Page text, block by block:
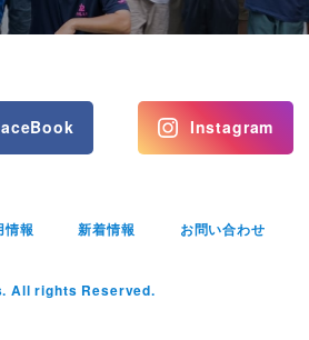
Instagram
情報 新着情報 お問い合わせ
All rights Reserved.